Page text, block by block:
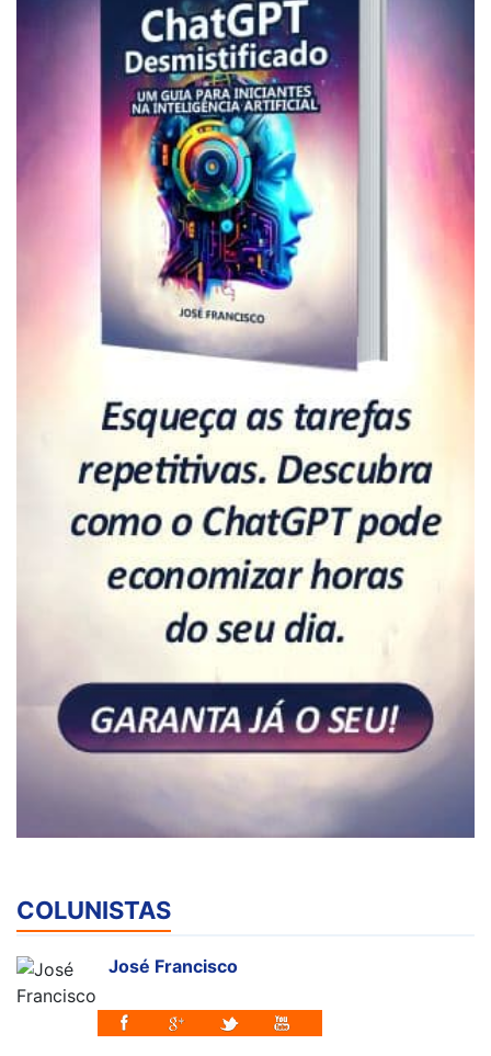
COLUNISTAS
José Francisco